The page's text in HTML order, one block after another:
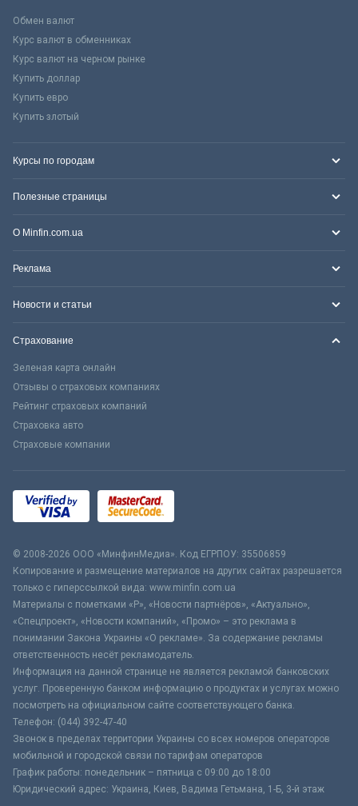
Обмен валют
Курс валют в обменниках
Курс валют на черном рынке
Купить доллар
Купить евро
Купить злотый
Курсы по городам
Полезные страницы
О Minfin.com.ua
Реклама
Новости и статьи
Страхование
Зеленая карта онлайн
Отзывы о страховых компаниях
Рейтинг страховых компаний
Страховка авто
Страховые компании
© 2008-2026 ООО «МинфинМедиа». Код ЕГРПОУ: 35506859
Копирование и размещение материалов на других сайтах разрешается
только с гиперссылкой вида: www.minfin.com.ua
Материалы с пометками «Р», «Новости партнёров», «Актуально»,
«Спецпроект», «Новости компаний», «Промо» – это реклама в
понимании Закона Украины «О рекламе». За содержание рекламы
ответственность несёт рекламодатель.
Информация на данной странице не является рекламой банковских
услуг. Проверенную банком информацию о продуктах и услугах можно
посмотреть на официальном сайте соответствующего банка.
Телефон: (044) 392-47-40
Звонок в пределах территории Украины со всех номеров операторов
мобильной и городской связи по тарифам операторов
График работы: понедельник – пятница с 09:00 до 18:00
Юридический адрес: Украина, Киев, Вадима Гетьмана, 1-Б, 3-й этаж